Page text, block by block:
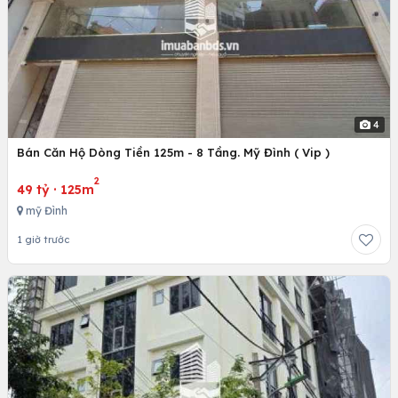
4
Bán Căn Hộ Dòng Tiền 125m - 8 Tầng. Mỹ Đình ( Vip )
49 tỷ · 125m
2
mỹ Đình
1 giờ trước